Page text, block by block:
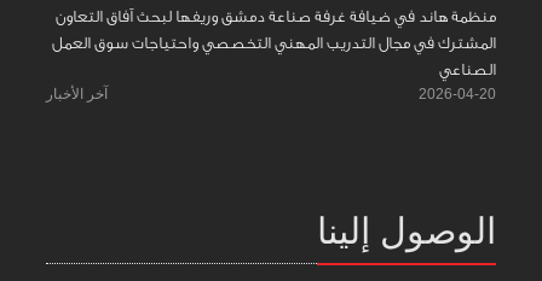
منظمة هاند في ضيافة غرفة صناعة دمشق وريفها لبحث آفاق التعاون
المشترك في مجال التدريب المهني التخصصي واحتياجات سوق العمل
الصناعي
2026-04-20 آخر الأخبار
الوصول إلينا